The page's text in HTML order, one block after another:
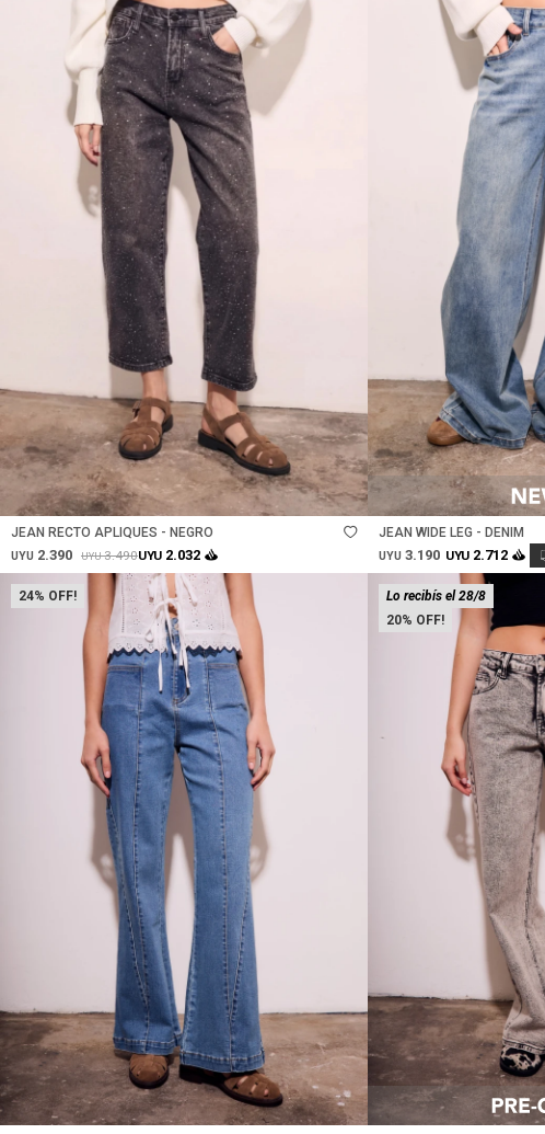
Talle
JEAN RECTO APLIQUES - NEGRO
UYU 2.390 UYU3.490UYU 2.032
Talle
JEAN WIDE LEG - DENIM
UYU 3.190 UYU 2.712
24
Talle
20
Lo recibís el 28/8
Talle